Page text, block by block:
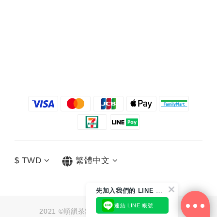
$ TWD 繁體中文
2021 ©順韻茶業有限公司 統編：91062790
先
加入我們的 LINE 好友
連結 LINE 帳號